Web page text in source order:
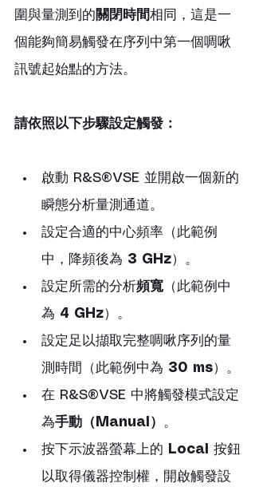
圍與量測到的關閉時間相同，這是一
個能夠簡易觸發在序列中第一個啁啾
訊號起始點的方法。
請依照以下步驟設定觸發：
啟動 R&S®VSE 並開啟一個新的
瞬態分析量測通道。
設定合適的中心頻率（此範例
中，降頻後為 3 GHz）。
設定所需的分析頻寬（此範例中
為 4 GHz）。
設定足以擷取完整啁啾序列的量
測時間（此範例中為 30 ms）。
在 R&S®VSE 中將觸發模式設定
為手動（Manual） 。
按下示波器螢幕上的 Local 按鈕
以取得儀器控制權，開啟觸發設